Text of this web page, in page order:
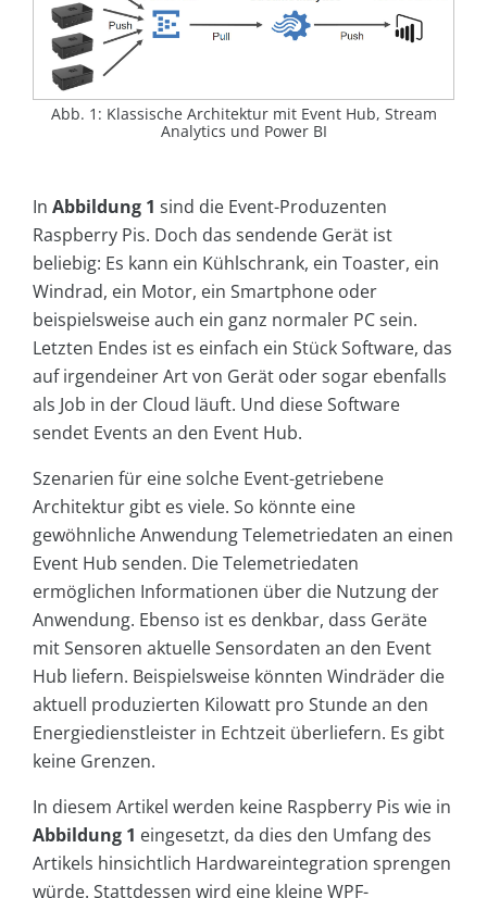
Abb. 1: Klassische Architektur mit Event Hub, Stream
Analytics und Power BI
In Abbildung 1 sind die Event-Produzenten
Raspberry Pis. Doch das sendende Gerät ist
beliebig: Es kann ein Kühlschrank, ein Toaster, ein
Windrad, ein Motor, ein Smartphone oder
beispielsweise auch ein ganz normaler PC sein.
Letzten Endes ist es einfach ein Stück Software, das
auf irgendeiner Art von Gerät oder sogar ebenfalls
als Job in der Cloud läuft. Und diese Software
sendet Events an den Event Hub.
Szenarien für eine solche Event-getriebene
Architektur gibt es viele. So könnte eine
gewöhnliche Anwendung Telemetriedaten an einen
Event Hub senden. Die Telemetriedaten
ermöglichen Informationen über die Nutzung der
Anwendung. Ebenso ist es denkbar, dass Geräte
mit Sensoren aktuelle Sensordaten an den Event
Hub liefern. Beispielsweise könnten Windräder die
aktuell produzierten Kilowatt pro Stunde an den
Energiedienstleister in Echtzeit überliefern. Es gibt
keine Grenzen.
In diesem Artikel werden keine Raspberry Pis wie in
Abbildung 1 eingesetzt, da dies den Umfang des
Artikels hinsichtlich Hardwareintegration sprengen
würde. Stattdessen wird eine kleine WPF-